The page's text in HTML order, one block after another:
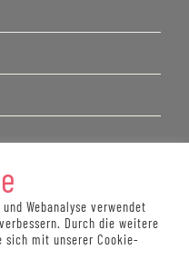
2025
Webanalyse verwendet
Durch die weitere
sich mit unserer Cookie-